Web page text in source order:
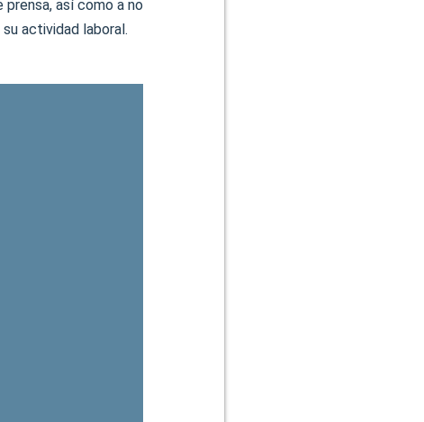
así como a no
actividad laboral.